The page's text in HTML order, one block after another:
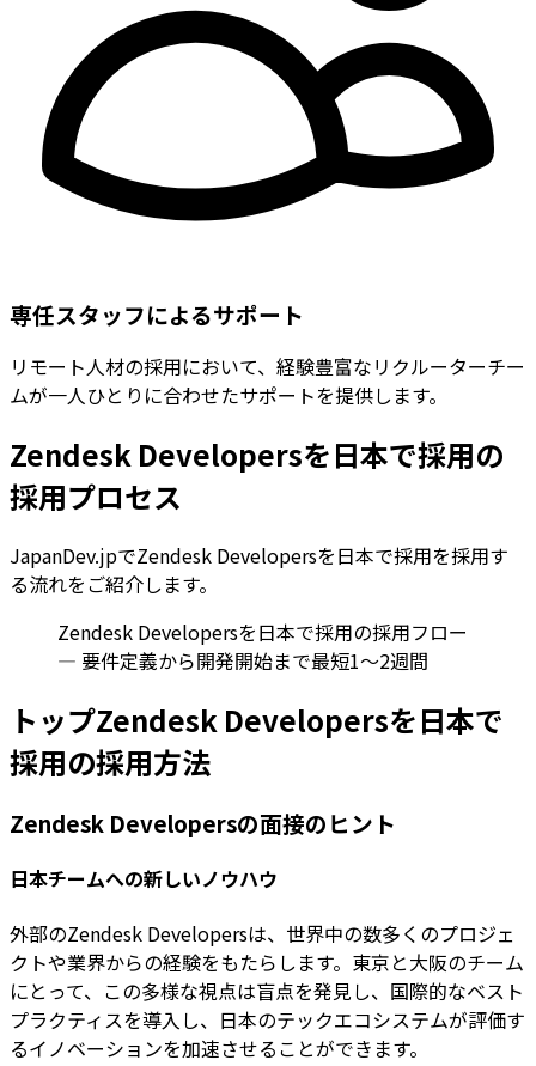
専任スタッフによるサポート
リモート人材の採用において、経験豊富なリクルーターチー
ムが一人ひとりに合わせたサポートを提供します。
Zendesk Developersを日本で採用の
採用プロセス
JapanDev.jpでZendesk Developersを日本で採用を採用す
る流れをご紹介します。
Zendesk Developersを日本で採用の採用フロー
— 要件定義から開発開始まで最短1〜2週間
トップZendesk Developersを日本で
採用の採用方法
Zendesk Developersの面接のヒント
日本チームへの新しいノウハウ
外部のZendesk Developersは、世界中の数多くのプロジェ
クトや業界からの経験をもたらします。東京と大阪のチーム
にとって、この多様な視点は盲点を発見し、国際的なベスト
プラクティスを導入し、日本のテックエコシステムが評価す
るイノベーションを加速させることができます。